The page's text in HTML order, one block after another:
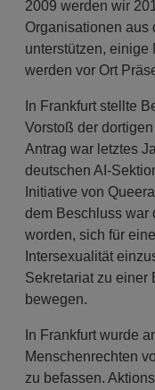
2009 werden wir
Organisationen aus
unterstützen, einige
werden vor Ort
In Frankfurt stellte
Vorstoß der
Antrag war letztes
deutschen AI-
Initiative von
dem Beschluss war
worden, sich für
Intersexualität
Sekretariat zu einer
bewegen.
In Frankfurt wurde
Menschenrechten
zu befassen.